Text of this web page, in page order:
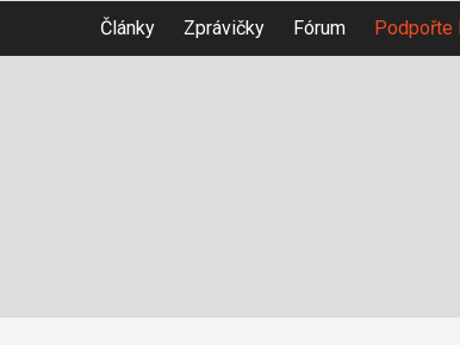
Články Zprávičky Fórum Podpořte